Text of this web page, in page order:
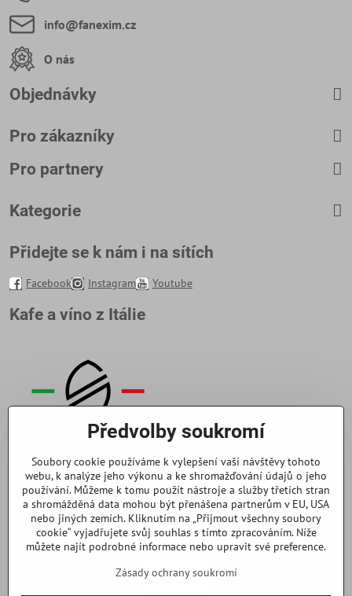
info​@fanexim​.cz
O nás
Objednávky
Pro zákazníky
Pro partnery
Kategorie
Přidejte se k nám i na sítích
Facebook Instagram Youtube
Kafe a víno z Itálie
Předvolby soukromí
Soubory cookie používáme k vylepšení vaší návštěvy tohoto
webu, k analýze jeho výkonu a ke shromažďování údajů o jeho
používání. Můžeme k tomu použít nástroje a služby třetích stran
a shromážděná data mohou být přenášena partnerům v EU, USA
nebo jiných zemích. Kliknutím na „Přijmout všechny soubory
cookie“ vyjadřujete svůj souhlas s tímto zpracováním. Níže
můžete najít podrobné informace nebo upravit své preference.
Zásady ochrany soukromí